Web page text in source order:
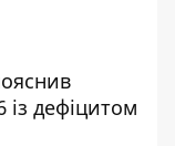
із дефіцитом